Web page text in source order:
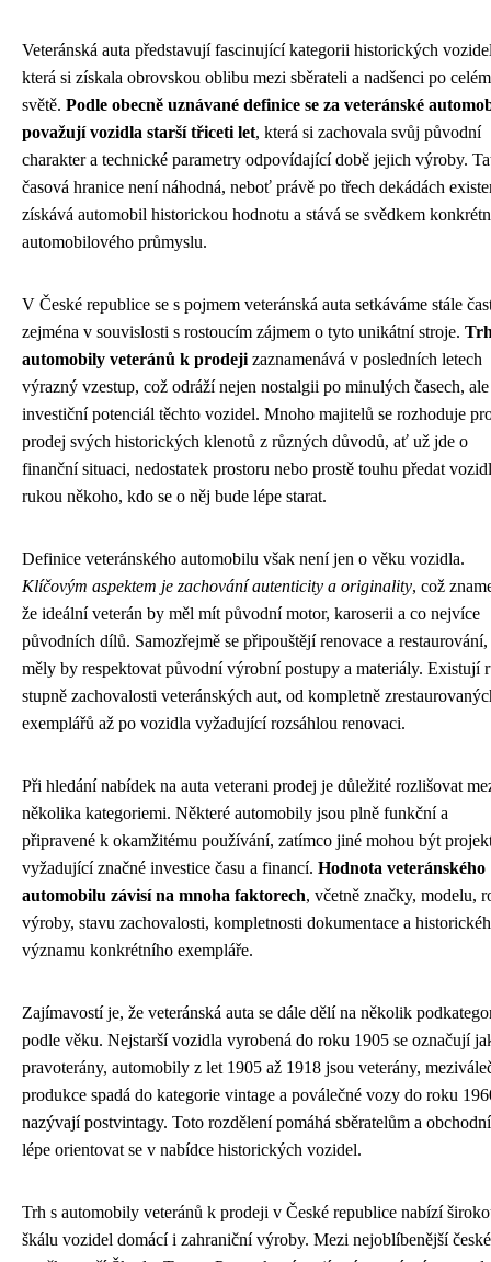
Veteránská auta představují fascinující kategorii historických
která si získala obrovskou oblibu mezi sběrateli a nadšenci po celém
světě. Podle obecně uznávané definice se za veteránské
považují vozidla starší třiceti let, která si zachovala svůj původní
charakter a technické parametry odpovídající době jejich výroby.
časová hranice není náhodná, neboť právě po třech dekádách
získává automobil historickou hodnotu a stává se svědkem
automobilového průmyslu.
V České republice se s pojmem veteránská auta setkáváme stále
zejména v souvislosti s rostoucím zájmem o tyto unikátní stroje.
automobily veteránů k prodeji zaznamenává v posledních letech
výrazný vzestup, což odráží nejen nostalgii po minulých časech,
investiční potenciál těchto vozidel. Mnoho majitelů se rozhoduje
prodej svých historických klenotů z různých důvodů, ať už jde o
finanční situaci, nedostatek prostoru nebo prostě touhu předat
rukou někoho, kdo se o něj bude lépe starat.
Definice veteránského automobilu však není jen o věku vozidla.
Klíčovým aspektem je zachování autenticity a originality, což
že ideální veterán by měl mít původní motor, karoserii a co nejvíce
původních dílů. Samozřejmě se připouštějí renovace a restaurování,
měly by respektovat původní výrobní postupy a materiály. Existují
stupně zachovalosti veteránských aut, od kompletně
exemplářů až po vozidla vyžadující rozsáhlou renovaci.
Při hledání nabídek na auta veterani prodej je důležité rozlišovat
několika kategoriemi. Některé automobily jsou plně funkční a
připravené k okamžitému používání, zatímco jiné mohou být
vyžadující značné investice času a financí. Hodnota veteránského
automobilu závisí na mnoha faktorech, včetně značky, modelu,
výroby, stavu zachovalosti, kompletnosti dokumentace a
významu konkrétního exempláře.
Zajímavostí je, že veteránská auta se dále dělí na několik
podle věku. Nejstarší vozidla vyrobená do roku 1905 se označují
pravoterány, automobily z let 1905 až 1918 jsou veterány,
produkce spadá do kategorie vintage a poválečné vozy do roku
nazývají postvintagy. Toto rozdělení pomáhá sběratelům a
lépe orientovat se v nabídce historických vozidel.
Trh s automobily veteránů k prodeji v České republice nabízí
škálu vozidel domácí i zahraniční výroby. Mezi nejoblíbenější české